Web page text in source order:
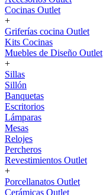
Cocinas Outlet
+
Griferías cocina Outlet
Kits Cocinas
Muebles de Diseño Outlet
+
Sillas
Sillón
Banquetas
Escritorios
Lámparas
Mesas
Relojes
Percheros
Revestimientos Outlet
+
Porcellanatos Outlet
Cerámicas Outlet